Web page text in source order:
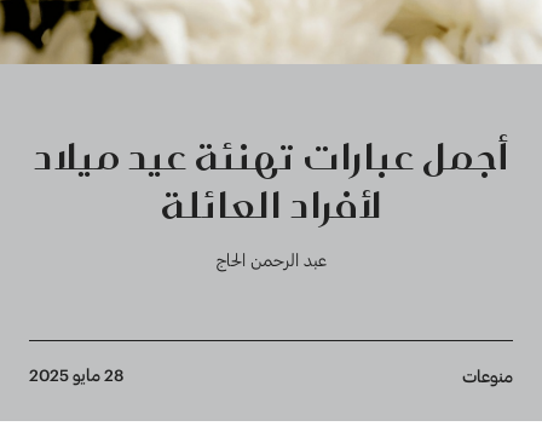
أجمل عبارات تهنئة عيد ميلاد
لأفراد العائلة
عبد الرحمن الحاج
Breadcrumb
منوعات 28 مايو 2025